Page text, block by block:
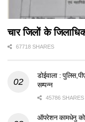
चार जिलों के
67718 SHARES
डोईवाला :
सम्पन्न
45786 SHARES
ऑपरेशन कामधेनु को